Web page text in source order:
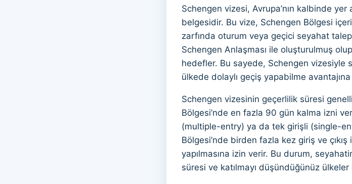
Schengen vizesi, Avrupa’nın kalbinde
belgesidir. Bu vize, Schengen Bölgesi
zarfında oturum veya geçici seyahat
Schengen Anlaşması ile oluşturulmuş
hedefler. Bu sayede, Schengen
ülkede dolaylı geçiş yapabilme
Schengen vizesinin geçerlilik süresi
Bölgesi’nde en fazla 90 gün kalma izni
(multiple-entry) ya da tek girişli (single-
Bölgesi’nde birden fazla kez giriş ve
yapılmasına izin verir. Bu durum,
süresi ve katılmayı düşündüğünüz